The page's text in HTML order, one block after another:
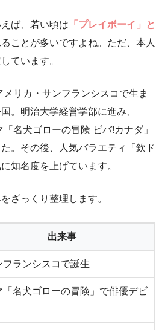
ば、若い頃は 「プレイボーイ」と
ことが多いですよね。ただ、本人
ています。
リカ・サンフランシスコで生ま
。明治大学経営学部に進み、
名犬ゴローの冒険 ビバ!カナダ」
。その後、人気バラエティ「欽ド
知名度を上げています。
ざっくり整理します。
出来事
フランシスコで誕生
「名犬ゴローの冒険」で俳優デビ